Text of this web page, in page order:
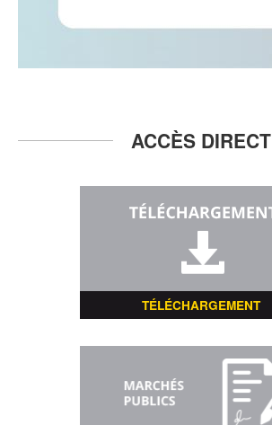
ACCÈS DIRECT
TÉLÉCHARGEMENT